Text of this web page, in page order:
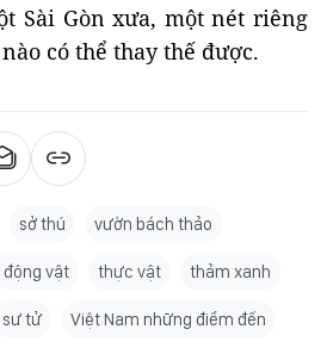
Sài Gòn xưa, một nét riêng
có thể thay thế được.
sở thú vườn bách thảo
động vật thực vật thảm xanh
sư tử Việt Nam những điểm đến